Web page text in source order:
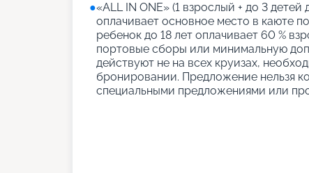
●«АLL IN ONE» (1 взрослый + до 3
оплачивает основное место в каюте
ребенок до 18 лет оплачивает 60 %
портовые сборы или минимальную
действуют не на всех круизах,
бронировании. Предложение нельзя
специальными предложениями или